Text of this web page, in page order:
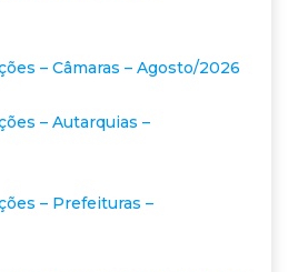
– Câmaras – Agosto/2026
– Autarquias –
– Prefeituras –